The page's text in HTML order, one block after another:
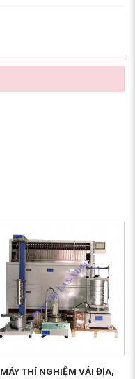
MÁY THÍ NGHIỆM VẢI ĐỊA,